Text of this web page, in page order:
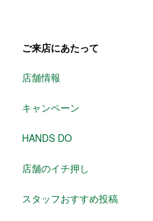
ご来店にあたって
店舗情報
キャンペーン
HANDS DO
店舗のイチ押し
スタッフおすすめ投稿